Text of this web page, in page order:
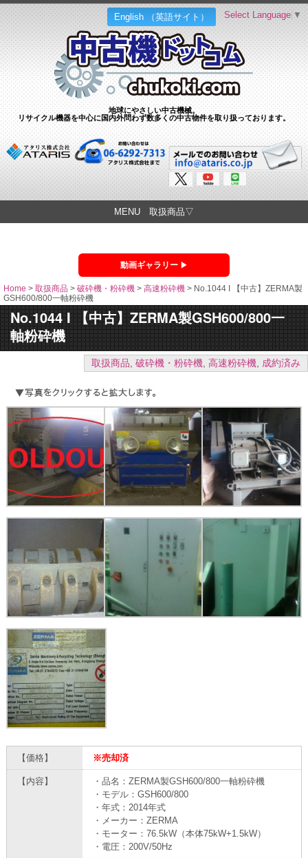
English （英語サイト）
地球にやさしい中古機械。
リサイクル機器を中心に国内外問わず数多くの中古物件を取り扱っております。
Select Language ▼
MENU 取扱商品▽
動画ギャラリー
Home > 取扱商品 > 破砕機・粉砕機 > 高速粉砕機 > No.1044 I 【中古】ZERMA製
GSH600/800一軸粉砕機
No.1044 I 【中古】ZERMA製GSH600/800一
軸粉砕機
取扱商品, 破砕機・粉砕機, 高速粉砕機, 成約済み
【価格】 ※売却済
【内容】
・品名：ZERMA製GSH600/800一軸粉砕機
・モデル：GSH600/800
・年式：2014年式
・メーカー：ZERMA
・モーター：76.5kW（本体75kW+1.5kW）
・電圧：200V/50Hz